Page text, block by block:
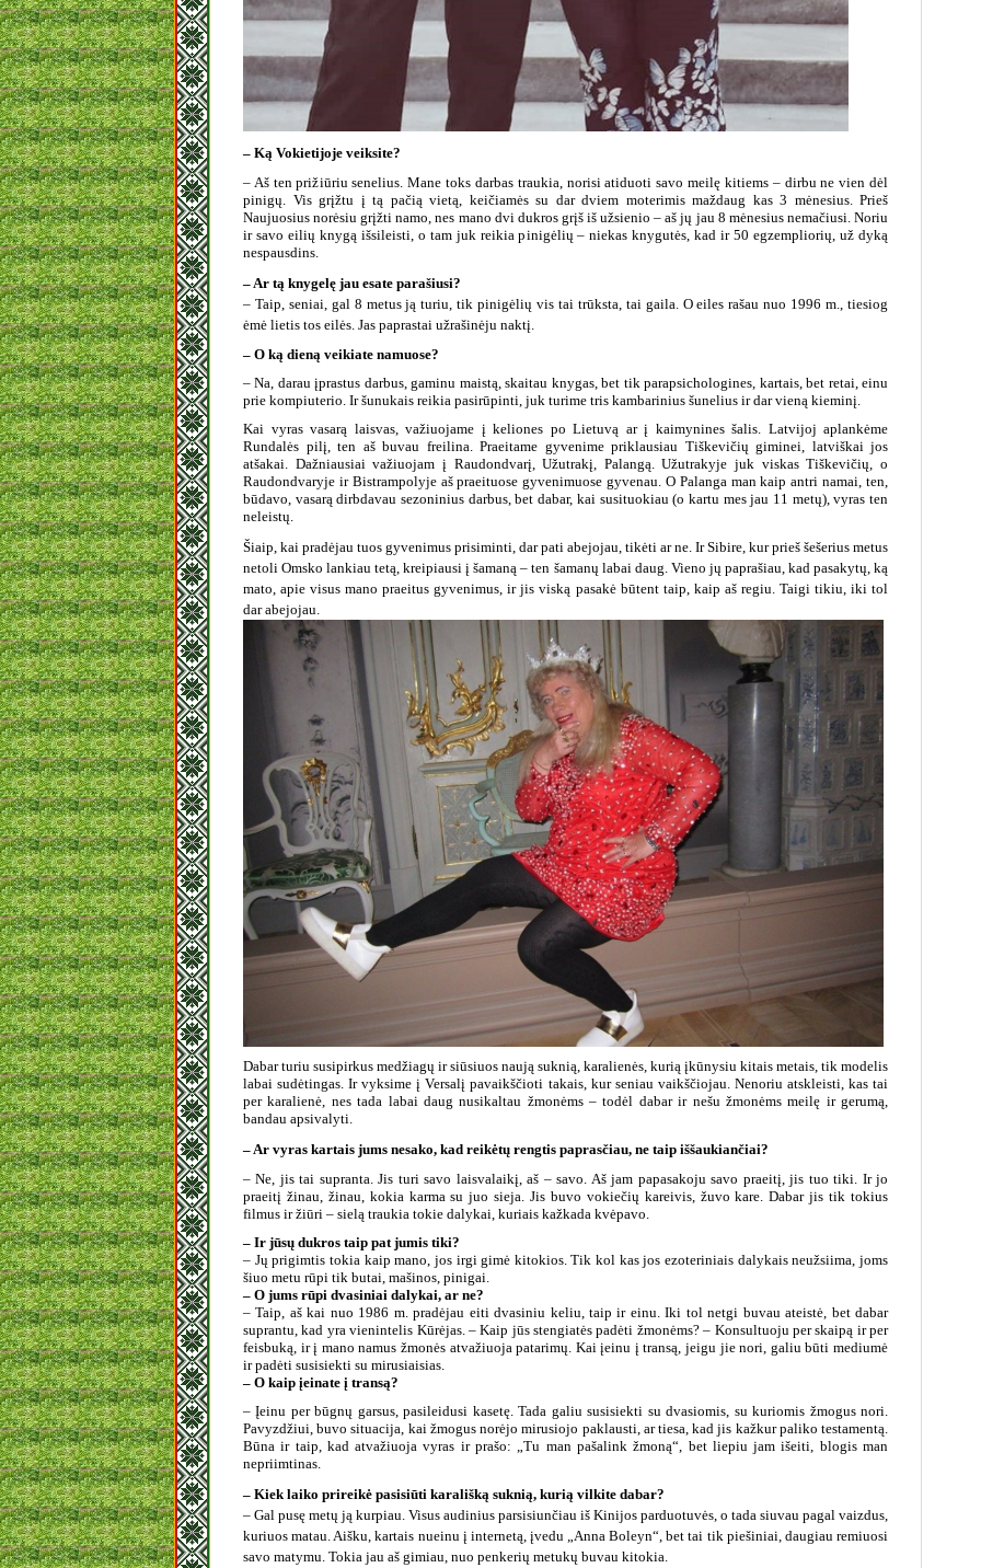
– Ką Vokietijoje veiksite?
– Aš ten prižiūriu senelius. Mane toks darbas traukia, norisi atiduoti savo meilę kitiems – dirbu ne vien dėl
pinigų. Vis grįžtu į tą pačią vietą, keičiamės su dar dviem moterimis maždaug kas 3 mėnesius. Prieš
Naujuosius norėsiu grįžti namo, nes mano dvi dukros grįš iš užsienio – aš jų jau 8 mėnesius nemačiusi. Noriu
ir savo eilių knygą išsileisti, o tam juk reikia pinigėlių – niekas knygutės, kad ir 50 egzempliorių, už dyką
nespausdins.
– Ar tą knygelę jau esate parašiusi?
– Taip, seniai, gal 8 metus ją turiu, tik pinigėlių vis tai trūksta, tai gaila. O eiles rašau nuo 1996 m., tiesiog
ėmė lietis tos eilės. Jas paprastai užrašinėju naktį.
– O ką dieną veikiate namuose?
– Na, darau įprastus darbus, gaminu maistą, skaitau knygas, bet tik parapsichologines, kartais, bet retai, einu
prie kompiuterio. Ir šunukais reikia pasirūpinti, juk turime tris kambarinius šunelius ir dar vieną kieminį.
Kai vyras vasarą laisvas, važiuojame į keliones po Lietuvą ar į kaimynines šalis. Latvijoj aplankėme
Rundalės pilį, ten aš buvau freilina. Praeitame gyvenime priklausiau Tiškevičių giminei, latviškai jos
atšakai. Dažniausiai važiuojam į Raudondvarį, Užutrakį, Palangą. Užutrakyje juk viskas Tiškevičių, o
Raudondvaryje ir Bistrampolyje aš praeituose gyvenimuose gyvenau. O Palanga man kaip antri namai, ten,
būdavo, vasarą dirbdavau sezoninius darbus, bet dabar, kai susituokiau (o kartu mes jau 11 metų), vyras ten
neleistų.
Šiaip, kai pradėjau tuos gyvenimus prisiminti, dar pati abejojau, tikėti ar ne. Ir Sibire, kur prieš šešerius metus
netoli Omsko lankiau tetą, kreipiausi į šamaną – ten šamanų labai daug. Vieno jų paprašiau, kad pasakytų, ką
mato, apie visus mano praeitus gyvenimus, ir jis viską pasakė būtent taip, kaip aš regiu. Taigi tikiu, iki tol
dar abejojau.
Dabar turiu susipirkus medžiagų ir siūsiuos naują suknią, karalienės, kurią įkūnysiu kitais metais, tik modelis
labai sudėtingas. Ir vyksime į Versalį pavaikščioti takais, kur seniau vaikščiojau. Nenoriu atskleisti, kas tai
per karalienė, nes tada labai daug nusikaltau žmonėms – todėl dabar ir nešu žmonėms meilę ir gerumą,
bandau apsivalyti.
– Ar vyras kartais jums nesako, kad reikėtų rengtis paprasčiau, ne taip iššaukiančiai?
– Ne, jis tai supranta. Jis turi savo laisvalaikį, aš – savo. Aš jam papasakoju savo praeitį, jis tuo tiki. Ir jo
praeitį žinau, žinau, kokia karma su juo sieja. Jis buvo vokiečių kareivis, žuvo kare. Dabar jis tik tokius
filmus ir žiūri – sielą traukia tokie dalykai, kuriais kažkada kvėpavo.
– Ir jūsų dukros taip pat jumis tiki?
– Jų prigimtis tokia kaip mano, jos irgi gimė kitokios. Tik kol kas jos ezoteriniais dalykais neužsiima, joms
šiuo metu rūpi tik butai, mašinos, pinigai.
– O jums rūpi dvasiniai dalykai, ar ne?
– Taip, aš kai nuo 1986 m. pradėjau eiti dvasiniu keliu, taip ir einu. Iki tol netgi buvau ateistė, bet dabar
suprantu, kad yra vienintelis Kūrėjas. – Kaip jūs stengiatės padėti žmonėms? – Konsultuoju per skaipą ir per
feisbuką, ir į mano namus žmonės atvažiuoja patarimų. Kai įeinu į transą, jeigu jie nori, galiu būti mediumė
ir padėti susisiekti su mirusiaisias.
– O kaip įeinate į transą?
– Įeinu per būgnų garsus, pasileidusi kasetę. Tada galiu susisiekti su dvasiomis, su kuriomis žmogus nori.
Pavyzdžiui, buvo situacija, kai žmogus norėjo mirusiojo paklausti, ar tiesa, kad jis kažkur paliko testamentą.
Būna ir taip, kad atvažiuoja vyras ir prašo: „Tu man pašalink žmoną“, bet liepiu jam išeiti, blogis man
nepriimtinas.
– Kiek laiko prireikė pasisiūti karališką suknią, kurią vilkite dabar?
– Gal pusę metų ją kurpiau. Visus audinius parsisiunčiau iš Kinijos parduotuvės, o tada siuvau pagal vaizdus,
kuriuos matau. Aišku, kartais nueinu į internetą, įvedu „Anna Boleyn“, bet tai tik piešiniai, daugiau remiuosi
savo matymu. Tokia jau aš gimiau, nuo penkerių metukų buvau kitokia.